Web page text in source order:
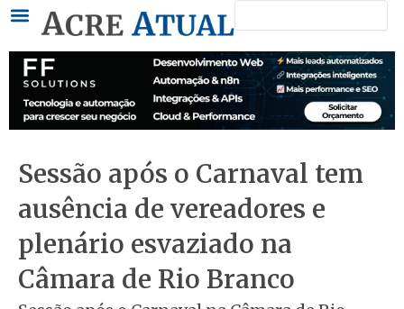
conteúdo
Sessão após o Carnaval tem
ausência de vereadores e
plenário esvaziado na
Câmara de Rio Branco